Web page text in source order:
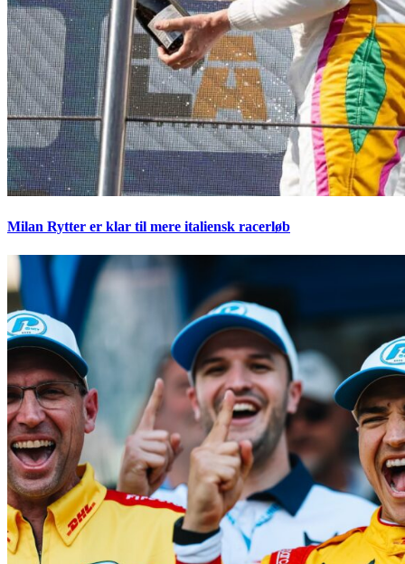
Milan Rytter er klar til mere italiensk racerløb